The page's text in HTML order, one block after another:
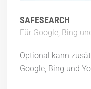
SAFESEARCH
Für Google, Bing
Optional kann
Google, Bing und